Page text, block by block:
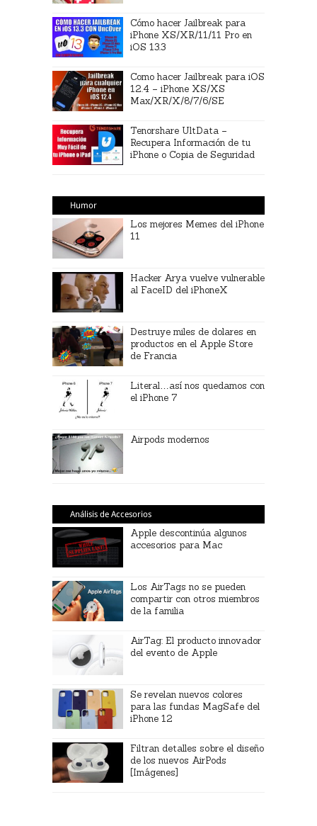
Cómo hacer Jailbreak para
iPhone XS/XR/11/11 Pro en
iOS 13.3
Como hacer Jailbreak para iOS
12.4 – iPhone XS/XS
Max/XR/X/8/7/6/SE
Tenorshare UltData –
Recupera Información de tu
iPhone o Copia de Seguridad
Humor
Los mejores Memes del iPhone
11
Hacker Arya vuelve vulnerable
al FaceID del iPhoneX
Destruye miles de dolares en
productos en el Apple Store
de Francia
Literal…así nos quedamos con
el iPhone 7
Airpods modernos
Análisis de Accesorios
Apple descontinúa algunos
accesorios para Mac
Los AirTags no se pueden
compartir con otros miembros
de la familia
AirTag: El producto innovador
del evento de Apple
Se revelan nuevos colores
para las fundas MagSafe del
iPhone 12
Filtran detalles sobre el diseño
de los nuevos AirPods
[Imágenes]